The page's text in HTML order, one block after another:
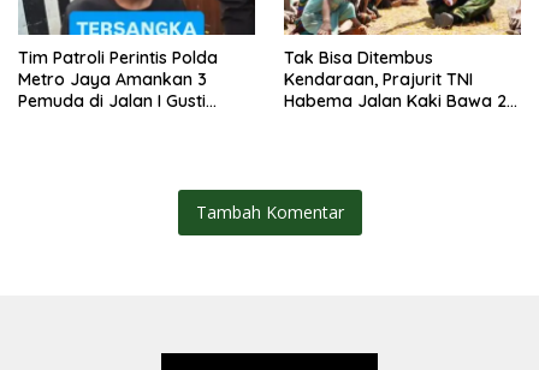
Tim Patroli Perintis Polda
Metro Jaya Amankan 3
Pemuda di Jalan I Gusti
Tak Bisa Ditembus
Kendaraan, Prajurit TNI
Habema Jalan Kaki Bawa 2
Tambah Komentar